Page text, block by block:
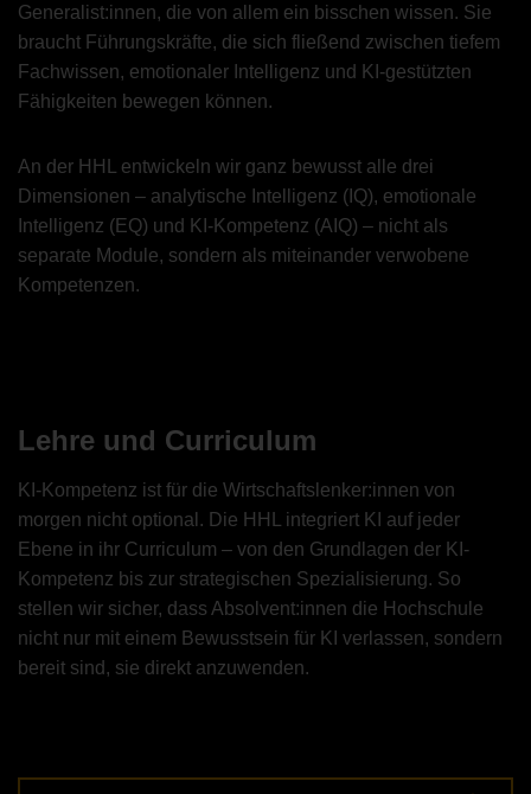
Generalist:innen, die von allem ein bisschen wissen. Sie
braucht Führungskräfte, die sich fließend zwischen tiefem
Fachwissen, emotionaler Intelligenz und KI-gestützten
Fähigkeiten bewegen können.
An der HHL entwickeln wir ganz bewusst alle drei
Dimensionen – analytische Intelligenz (IQ), emotionale
Intelligenz (EQ) und KI-Kompetenz (AIQ) – nicht als
separate Module, sondern als miteinander verwobene
Kompetenzen.
Lehre und Curriculum
KI-Kompetenz ist für die Wirtschaftslenker:innen von
morgen nicht optional. Die HHL integriert KI auf jeder
Ebene in ihr Curriculum – von den Grundlagen der KI-
Kompetenz bis zur strategischen Spezialisierung. So
stellen wir sicher, dass Absolvent:innen die Hochschule
nicht nur mit einem Bewusstsein für KI verlassen, sondern
bereit sind, sie direkt anzuwenden.